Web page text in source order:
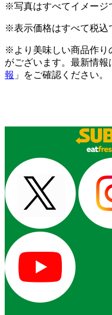
※写真はすべてイメージ
※表示価格はすべて税込
※より美味しい商品作り
がございます。最新情報
報 」をご確認ください。